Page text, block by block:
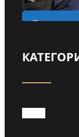
Прочети